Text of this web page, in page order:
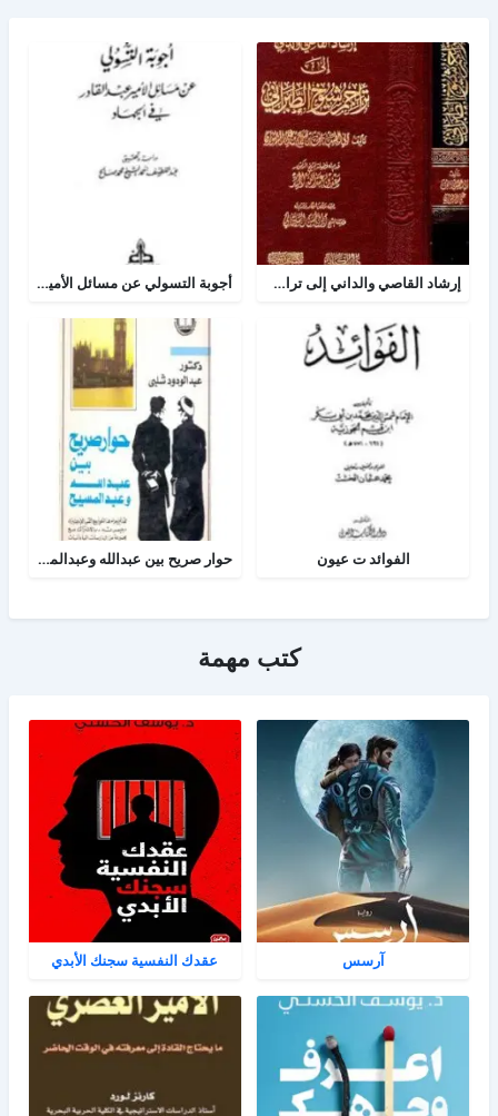
إرشاد القاصي والداني إلى تراجم شيوخ الطبراني أجوبة التسولي عن مسائل الأمير عبد القادر في الجهاد
الفوائد ت عيون حوار صريح بين عبدالله وعبدالمسيح
كتب مهمة
آرسس عقدك النفسية سجنك الأبدي